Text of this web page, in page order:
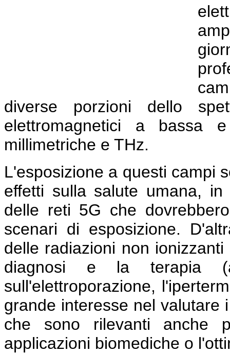
diverse porzioni dello
elettromagnetici a bassa
millimetriche e THz.
L'esposizione a questi campi
effetti sulla salute umana,
delle reti 5G che
scenari di esposizione.
delle radiazioni non
diagnosi e la terapia
sull'elettroporazione,
grande interesse nel valutare
che sono rilevanti anche
applicazioni biomediche o